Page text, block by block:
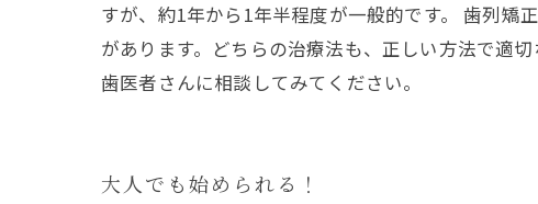
すが、約1年から1年半程度が一般的です。 歯列矯
があります。どちらの治療法も、正しい方法で適
歯医者さんに相談してみてください。
大人でも始められる！